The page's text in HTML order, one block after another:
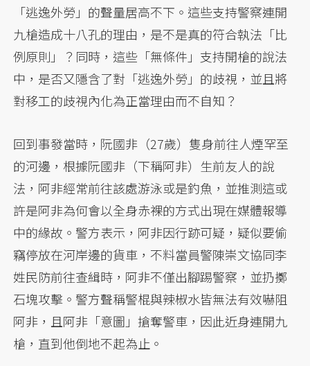
「逃逸外勞」的聲量居高不下。這些支持警察連開
九槍造成十八孔的理由，是不是真的符合執法「比
例原則」？同時，這些「無條件」支持開槍的說法
中，是否又隱含了對「逃逸外勞」的歧視，並且將
對移工的歧視內化為正當理由而不自知？
回到事發當時，阮國非（27歲）隻身前往人煙罕至
的河邊，根據阮國非（下稱阿非）生前友人的說
法，阿非經常前往該處游泳或是釣魚，並推測這或
許是阿非為何會以全身赤裸的方式出現在媒體報導
中的緣故。警方表示，阿非因行跡可疑，疑似要偷
竊停放在河岸邊的貨車，不料當員警陳崇文協同李
姓民防前往查緝時，阿非不僅出腳踢警察，並扔擲
石塊攻擊。警方聲稱警棍與辣椒水皆無法有效嚇阻
阿非，且阿非「意圖」搶奪警車，因此近身連開九
槍，直到他倒地不起為止。